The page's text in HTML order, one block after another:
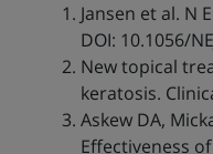
Jansen et al. N
DOI: 10.1056/
New topical
keratosis.
Askew DA,
Effectiveness